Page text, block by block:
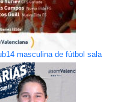
masculina de fútbol sala